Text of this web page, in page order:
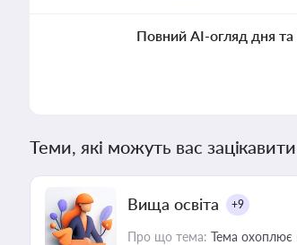
Повний AI-огляд дня та
Теми, які можуть вас
Вища освіта +9
Про що тема: Тема охоплює